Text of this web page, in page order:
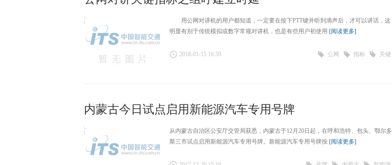
用公网对讲机的用户都知道，一定要在按下PTT键并听到滴声后，才可以讲话，这
明显有别于传统模拟或数字常规对讲机，也是有些用户初使用 [阅读更多]
2018-01-15 16:59 公网 指标 关键
内蒙古今日试点启用新能源汽车专用号牌
从内蒙古自治区公安厅交管局获悉，内蒙古于12月20日起，在呼和浩特、包头、鄂尔多
斯三市试点启用新能源汽车专用号牌。新能源汽车专用号牌按 [阅读更多]